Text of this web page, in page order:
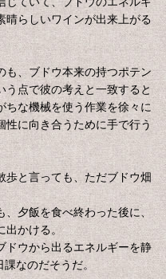
晴らしいワインが出来上がる
も、ブドウ本来の持つポテン
う点で彼の考えと一致すると
ちな機械を使う作業を徐々に
性に向き合うために手で行う
歩と言っても、ただブドウ畑
夕飯を食べ終わった後に、
出かける。
ドウから出るエネルギーを静
なのだそうだ。